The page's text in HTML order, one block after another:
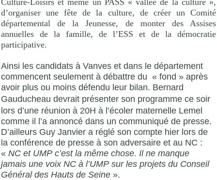
d’organiser une fête de la culture, de créer un Comité
départemental de la Jeunesse, de monter des Assises
annuelles de la famille, de l’ESS et de la démocratie
participative.
Ainsi les candidats à Vanves et dans le département
commencent seulement à débattre du « fond » après
avoir plus ou moins défendu leur bilan. Bernard
Gauducheau devrait présenter son programme ce soir
lors d’une réunion à 20H à l’écoler maternelle Lemel
comme il l’a annoncé dans un communiqué de presse.
D’ailleurs Guy Janvier a réglé son compte hier lors de
la conférence de presse à son adversaire et au NC :
« NC et UMP c’est la même chose. Il ne manque
jamais une voix NC à l’UMP sur les projets du Conseil
Général des Hauts de Seine ».